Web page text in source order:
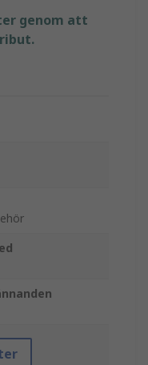
genom att